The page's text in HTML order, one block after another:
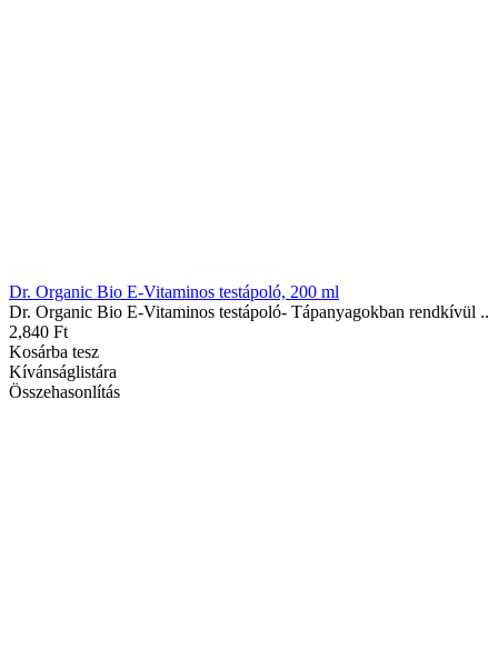
Dr. Organic Bio E-Vitaminos testápoló, 200 ml
Dr. Organic Bio E-Vitaminos testápoló- Tápanyagokban rendkívül ..
2,840 Ft
Kosárba tesz
Kívánságlistára
Összehasonlítás